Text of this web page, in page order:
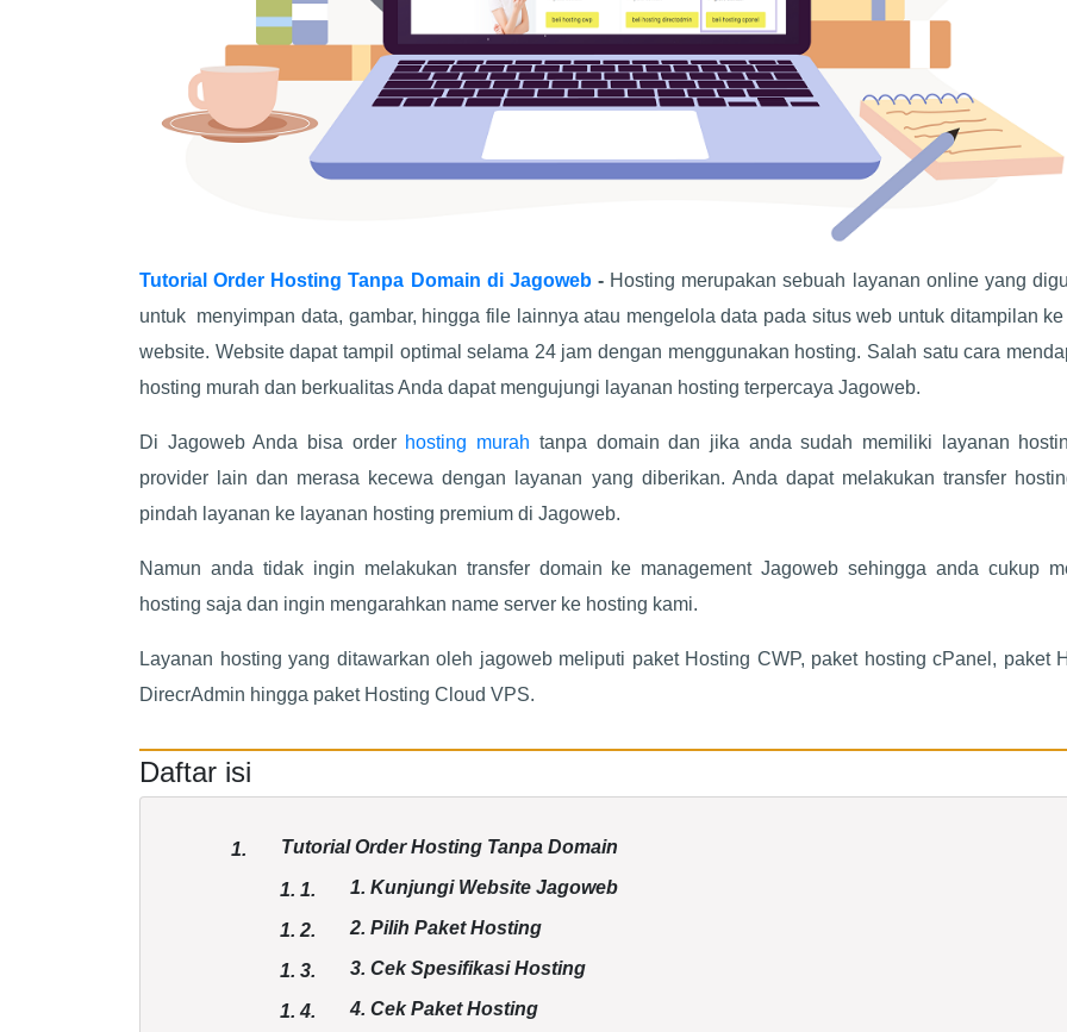
Tutorial Order Hosting Tanpa Domain di Jagoweb- Hosting merupakan sebuah layanan online yang
untuk menyimpan data, gambar, hingga file lainnya atau mengelola data pada situs web untuk ditampilan
website. Website dapat tampil optimal selama 24 jam dengan menggunakan hosting. Salah satu cara
hosting murah dan berkualitas Anda dapat mengujungi layanan hosting terpercaya Jagoweb.
Di Jagoweb Anda bisa order hosting murah tanpa domain dan jika anda sudah memiliki layanan
provider lain dan merasa kecewa dengan layanan yang diberikan. Anda dapat melakukan transfer
pindah layanan ke layanan hosting premium di Jagoweb.
Namun anda tidak ingin melakukan transfer domain ke management Jagoweb sehingga anda cukup
hosting saja dan ingin mengarahkan name server ke hosting kami.
Layanan hosting yang ditawarkan oleh jagoweb meliputi paket Hosting CWP, paket hosting cPanel, paket
DirecrAdmin hingga paket Hosting Cloud VPS.
Daftar isi
1. Tutorial Order Hosting Tanpa Domain
1. 1. 1. Kunjungi Website Jagoweb
1. 2. 2. Pilih Paket Hosting
1. 3. 3. Cek Spesifikasi Hosting
1.4. 4. Cek Paket Hosting